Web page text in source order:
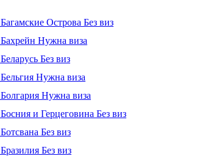
Багамские Острова Без виз
Бахрейн Нужна виза
Беларусь Без виз
Бельгия Нужна виза
Болгария Нужна виза
Босния и Герцеговина Без виз
Ботсвана Без виз
Бразилия Без виз